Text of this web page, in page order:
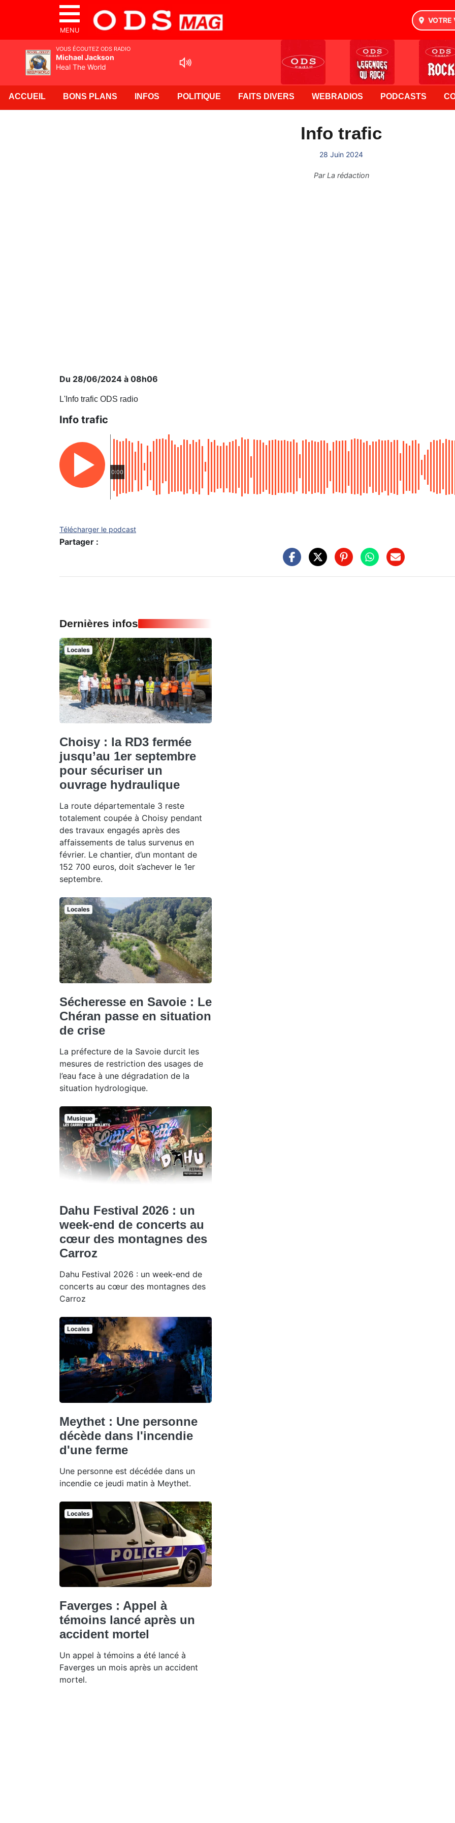
MENU
VOTRE
ACCUEIL BONS PLANS INFOS POLITIQUE FAITS DIVERS WEBRADIOS PODCASTS
Info trafic
28 Juin 2024
ParLa rédaction
Du 28/06/2024 à 08h06
L'Info trafic ODS radio
Info trafic
0:00
Télécharger le podcast
Partager :
Dernières infos
Locales
Choisy : la RD3 fermée
jusqu’au 1er septembre
pour sécuriser un
ouvrage hydraulique
La route départementale 3 reste
totalement coupée à Choisy pendant
des travaux engagés après des
affaissements de talus survenus en
février. Le chantier, d’un montant de
152 700 euros, doit s’achever le 1er
septembre.
Locales
Sécheresse en Savoie : Le
Chéran passe en situation
de crise
La préfecture de la Savoie durcit les
mesures de restriction des usages de
l’eau face à une dégradation de la
situation hydrologique.
Musique
Dahu Festival 2026 : un
week-end de concerts au
cœur des montagnes des
Carroz
Dahu Festival 2026 : un week-end de
concerts au cœur des montagnes des
Carroz
Locales
Meythet : Une personne
décède dans l'incendie
d'une ferme
Une personne est décédée dans un
incendie ce jeudi matin à Meythet.
Locales
Faverges : Appel à
témoins lancé après un
accident mortel
Un appel à témoins a été lancé à
Faverges un mois après un accident
mortel.
VOUS ÉCOUTEZ ODS RADIO
Michael Jackson
Heal The World